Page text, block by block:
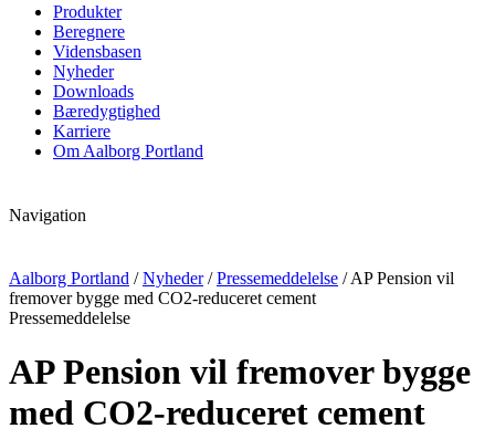
Produkter
Beregnere
Vidensbasen
Nyheder
Downloads
Bæredygtighed
Karriere
Om Aalborg Portland
Navigation
Aalborg Portland /Nyheder/Pressemeddelelse /AP Pension vil
fremover bygge med CO2-reduceret cement
Pressemeddelelse
AP Pension vil fremover bygge
med CO2-reduceret cement